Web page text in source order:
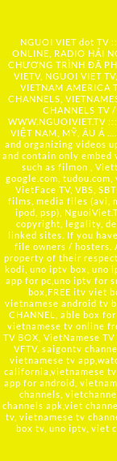
NGUOI VIET dot TV
ONLINE, RADIO HẢI
CHƯƠNG TRÌNH ĐÃ
VIETV, NGUOI VIET
VIETNAM AMERICA
CHANNELS,
CHANNELS TV
WWW.NGUOIVIET.TV
VIỆT NAM, MỸ, ÂU Á
and organizing videos
and contain only
such as filmon ,
google.com, tudou.com,
VietFace TV, VBS,
films, media files (avi,
ipod, psp),
copyright, legality,
linked sites. If you
file owners / hosters.
property of their
kodi, uno iptv box, uno
app for pc,uno iptv for
box,FREE itv viet
vietnamese android tv
CHANNEL, able box
vietnamese tv online
TV BOX, VietNamese
VFTV, saigontv
vietnamese tv
california,vietnamese
app for android,
channels,
channels apk,viet
tv, vietnamese tv
box tv, uno iptv, viet